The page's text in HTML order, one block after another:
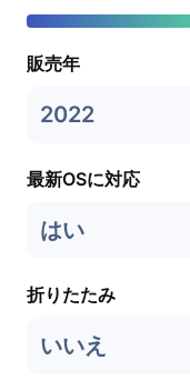
販売年
2022
最新OSに対応
はい
折りたたみ
いいえ